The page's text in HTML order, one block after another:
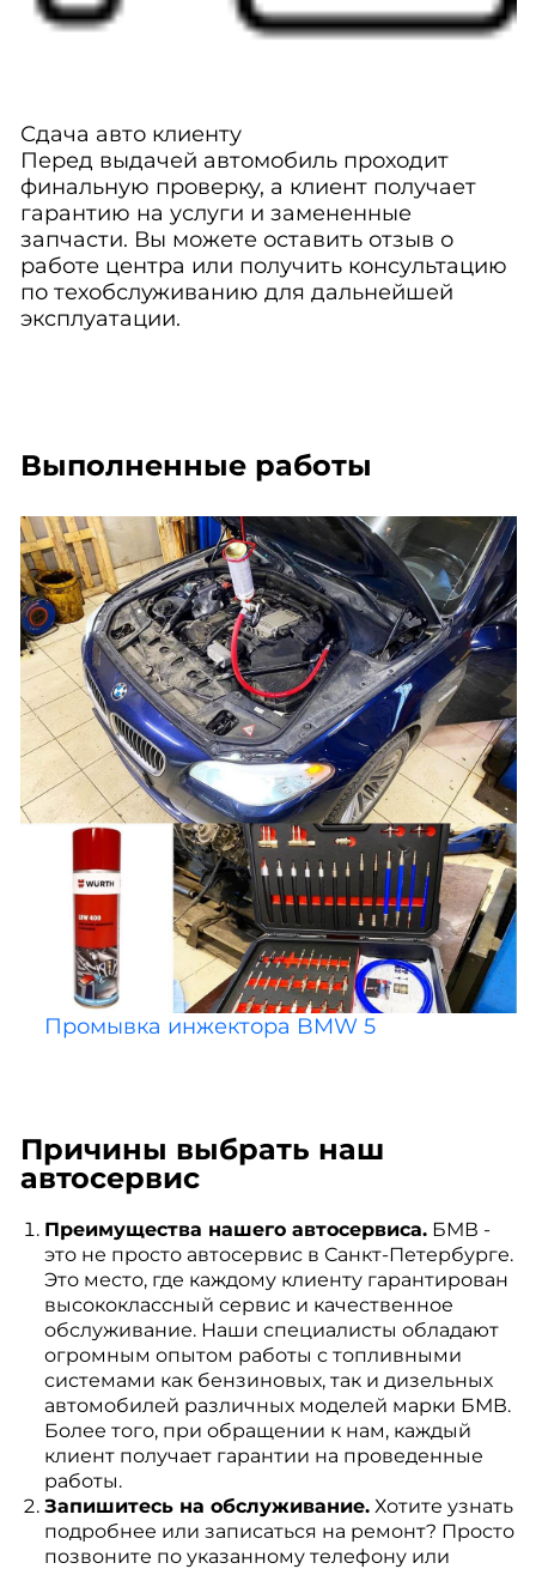
Сдача авто клиенту
Перед выдачей автомобиль проходит
финальную проверку, а клиент получает
гарантию на услуги и замененные
запчасти. Вы можете оставить отзыв о
работе центра или получить консультацию
по техобслуживанию для дальнейшей
эксплуатации.
Выполненные работы
Промывка инжектора BMW 5
Причины выбрать наш
автосервис
Преимущества нашего автосервиса.БМВ -
это не просто автосервис в Санкт-Петербурге.
Это место, где каждому клиенту гарантирован
высококлассный сервис и качественное
обслуживание. Наши специалисты обладают
огромным опытом работы с топливными
системами как бензиновых, так и дизельных
автомобилей различных моделей марки БМВ.
Более того, при обращении к нам, каждый
клиент получает гарантии на проведенные
работы.
Запишитесь на обслуживание.Хотите узнать
подробнее или записаться на ремонт? Просто
позвоните по указанному телефону или